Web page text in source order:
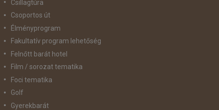
Csillagtúra
Csoportos út
Élményprogram
Fakultatív program lehetőség
Felnőtt barát hotel
Film / sorozat tematika
Foci tematika
Golf
Gyerekbarát